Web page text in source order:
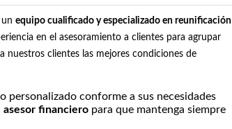
equipo cualificado y especializado en reunificación
en el asesoramiento a clientes para agrupar
nuestros clientes las mejores condiciones de
personalizado conforme a sus necesidades
asesor financiero para que mantenga siempre